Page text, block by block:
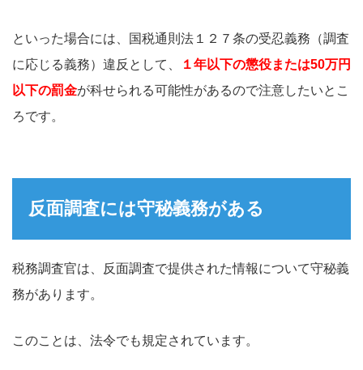
といった場合には、国税通則法１２７条の受忍義務（調査
に応じる義務）違反として、
１年以下の懲役または50万円
以下の罰金が科せられる可能性があるので注意したいとこ
ろです。
反面調査には守秘義務がある
税務調査官は、反面調査で提供された情報について守秘義
務があります。
このことは、法令でも規定されています。